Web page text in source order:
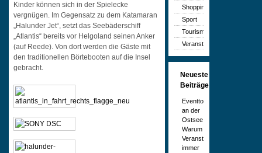
Kinder können sich in der Spielecke
vergnügen. Im Gegensatz zu dem Katamaran
„Halunder Jet“, setzt das Seebäderschiff
„Atlantis“ bereits vor Helgoland seinen Anker
(auf Reede). Von dort werden die Gäste mit
den traditionellen Börtebooten auf die Insel
gebracht.
Shopping
Sport
Tourismus
Veranstaltungen
Neueste
Beiträge
Eventtourismus
an der
Ostsee:
Warum
Veranstaltungen
immer